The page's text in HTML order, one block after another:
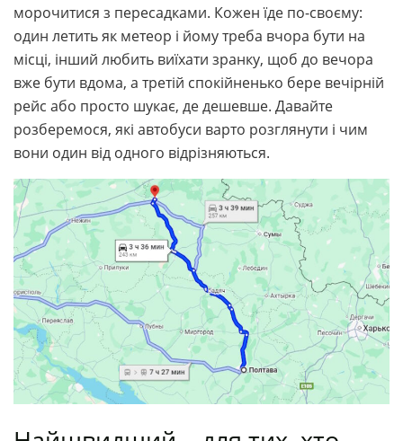
морочитися з пересадками. Кожен їде по-своєму:
один летить як метеор і йому треба вчора бути на
місці, інший любить виїхати зранку, щоб до вечора
вже бути вдома, а третій спокійненько бере вечірній
рейс або просто шукає, де дешевше. Давайте
розберемося, які автобуси варто розглянути і чим
вони один від одного відрізняються.